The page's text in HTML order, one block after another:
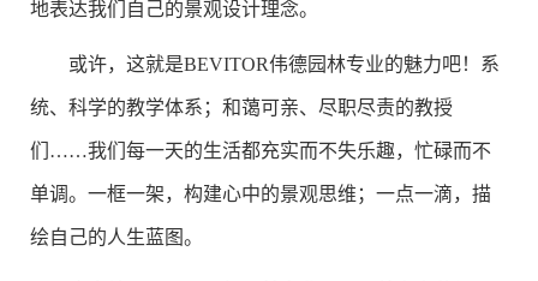
地表达我们自己的景观设计理念。
或许，这就是BEVITOR伟德园林专业的魅力吧！系
统、科学的教学体系；和蔼可亲、尽职尽责的教授
们……我们每一天的生活都充实而不失乐趣，忙碌而不
单调。一框一架，构建心中的景观思维；一点一滴，描
绘自己的人生蓝图。